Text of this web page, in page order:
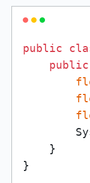
public
public
    }